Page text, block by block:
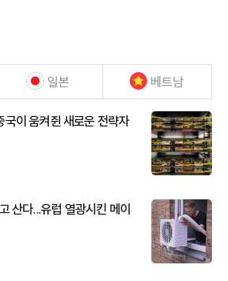
일본 베트남
이 움켜쥔 새로운 전략자
산다...유럽 열광시킨 메이